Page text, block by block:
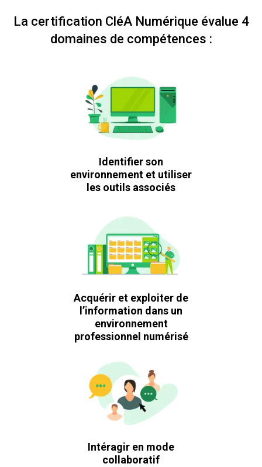
La certification CléA Numérique évalue 4
domaines de compétences :
Identifier son
environnement et utiliser
les outils associés
Acquérir et exploiter de
l’information dans un
environnement
professionnel numérisé
Intéragir en mode
collaboratif